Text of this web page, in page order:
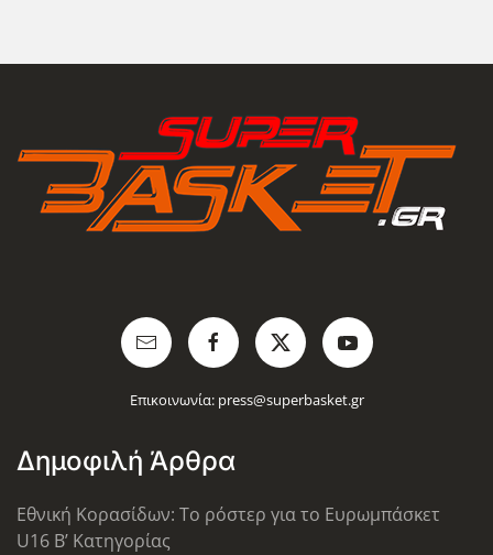
Επικοινωνία: press@superbasket.gr
Δημοφιλή Άρθρα
Εθνική Κορασίδων: Το ρόστερ για το Ευρωμπάσκετ
U16 B’ Κατηγορίας